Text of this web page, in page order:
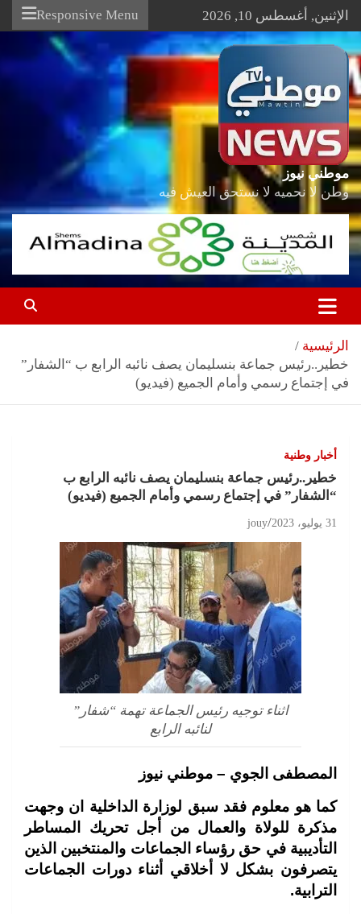
Skip
content
الإثنين, أغسطس 10, 2026 Responsive Menu
موطني نيوز
وطن لا نحميه لا نستحق العيش فيه
الرئيسية
خطير..رئيس جماعة بنسليمان يصف نائبه الرابع ب “الشفار”
في إجتماع رسمي وأمام الجميع (فيديو)
أخبار وطنية
خطير..رئيس جماعة بنسليمان يصف نائبه الرابع ب
“الشفار” في إجتماع رسمي وأمام الجميع (فيديو)
31 يوليو، 2023 jouy
اثناء توجيه رئيس الجماعة تهمة “شفار”
لنائبه الرابع
المصطفى الجوي – موطني نيوز
كما هو معلوم فقد سبق لوزارة الداخلية ان وجهت
مذكرة للولاة والعمال من أجل تحريك المساطر
التأديبية في حق رؤساء الجماعات والمنتخبين الذين
يتصرفون بشكل لا أخلاقي أثناء دورات الجماعات
الترابية.